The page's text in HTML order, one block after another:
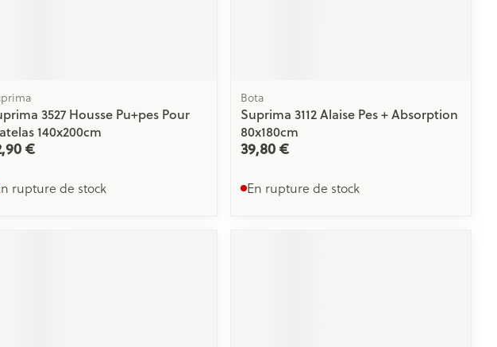
3527 Housse Pu+pes Pour
140x200cm
€
rupture de stock
Bota
Suprima 3112 Alaise Pes + Absorption
80x180cm
39,80 €
En rupture de stock